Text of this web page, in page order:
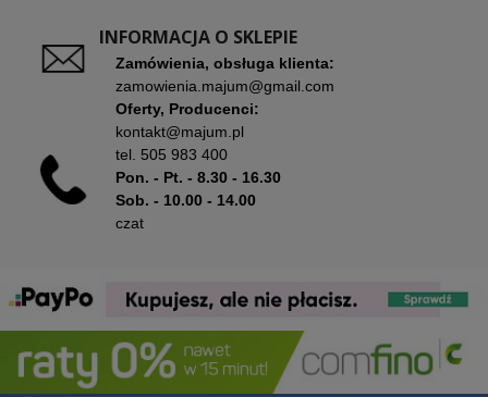
INFORMACJA O SKLEPIE
Zamówienia, obsługa klienta:
zamowienia.majum@gmail.com
Oferty, Producenci:
kontakt@majum.pl
tel. 505 983 400
Pon. - Pt. - 8.30 - 16.30
Sob. - 10.00 - 14.00
czat